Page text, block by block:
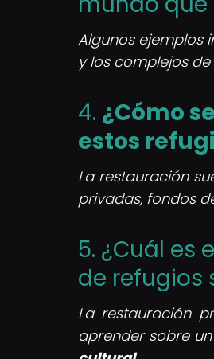
Algunos ejemplos
y los complejos
4. ¿Cómo
estos
La restauración
privadas, fondos
5. ¿Cuál
de refugios
La restauración
aprender sobre